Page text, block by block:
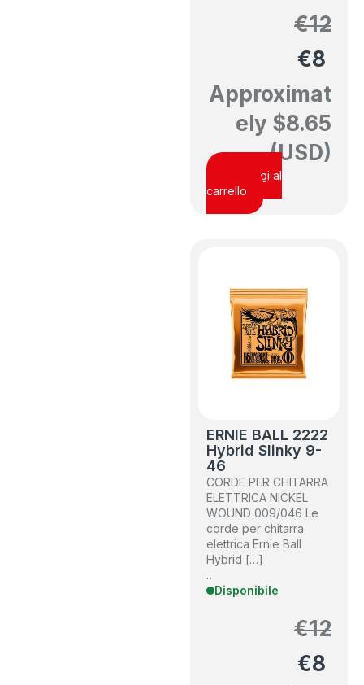
€12
€8
Approximat
ely $8.65
(USD)
Aggiungi al
carrello
ERNIE BALL 2222
Hybrid Slinky 9-
46
CORDE PER CHITARRA
ELETTRICA NICKEL
WOUND 009/046 Le
corde per chitarra
elettrica Ernie Ball
Hybrid […]
…
Disponibile
€12
€8